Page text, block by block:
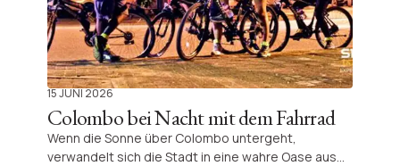
15 JUNI 2026
Colombo bei Nacht mit dem Fahrrad
Wenn die Sonne über Colombo untergeht,
verwandelt sich die Stadt in eine wahre Oase aus